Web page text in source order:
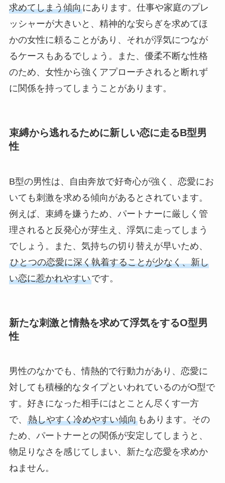
求めてしまう傾向にあります。仕事や家庭のプレ
ッシャーが大きいと、精神的な安らぎを求めてほ
かの女性に頼ることがあり、それが浮気につなが
るケースもあるでしょう。また、優柔不断な性格
のため、女性から強くアプローチされると断れず
に関係を持ってしまうことがあります。
束縛から逃れるために新しい恋に走るB型男
性
B型の男性は、自由奔放で好奇心が強く、恋愛にお
いても刺激を求める傾向があるとされています。
例えば、束縛を嫌うため、パートナーに厳しく管
理されると反発心が芽生え、浮気に走ってしまう
でしょう。また、気持ちの切り替えが早いため、
ひとつの恋愛に深く執着することが少なく、新し
い恋に惹かれやすいです。
新たな刺激と情熱を求めて浮気をするO型男
性
男性のなかでも、情熱的で行動力があり、恋愛に
対しても積極的なタイプといわれているのがO型で
す。好きになった相手にはとことん尽くす一方
で、 熱しやすく冷めやすい傾向もあります。その
ため、パートナーとの関係が安定してしまうと、
物足りなさを感じてしまい、新たな恋愛を求めか
ねません。